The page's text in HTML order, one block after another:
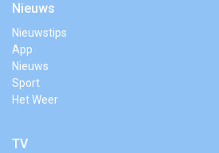
Nieuws
Nieuwstips
App
Nieuws
Sport
Het Weer
TV